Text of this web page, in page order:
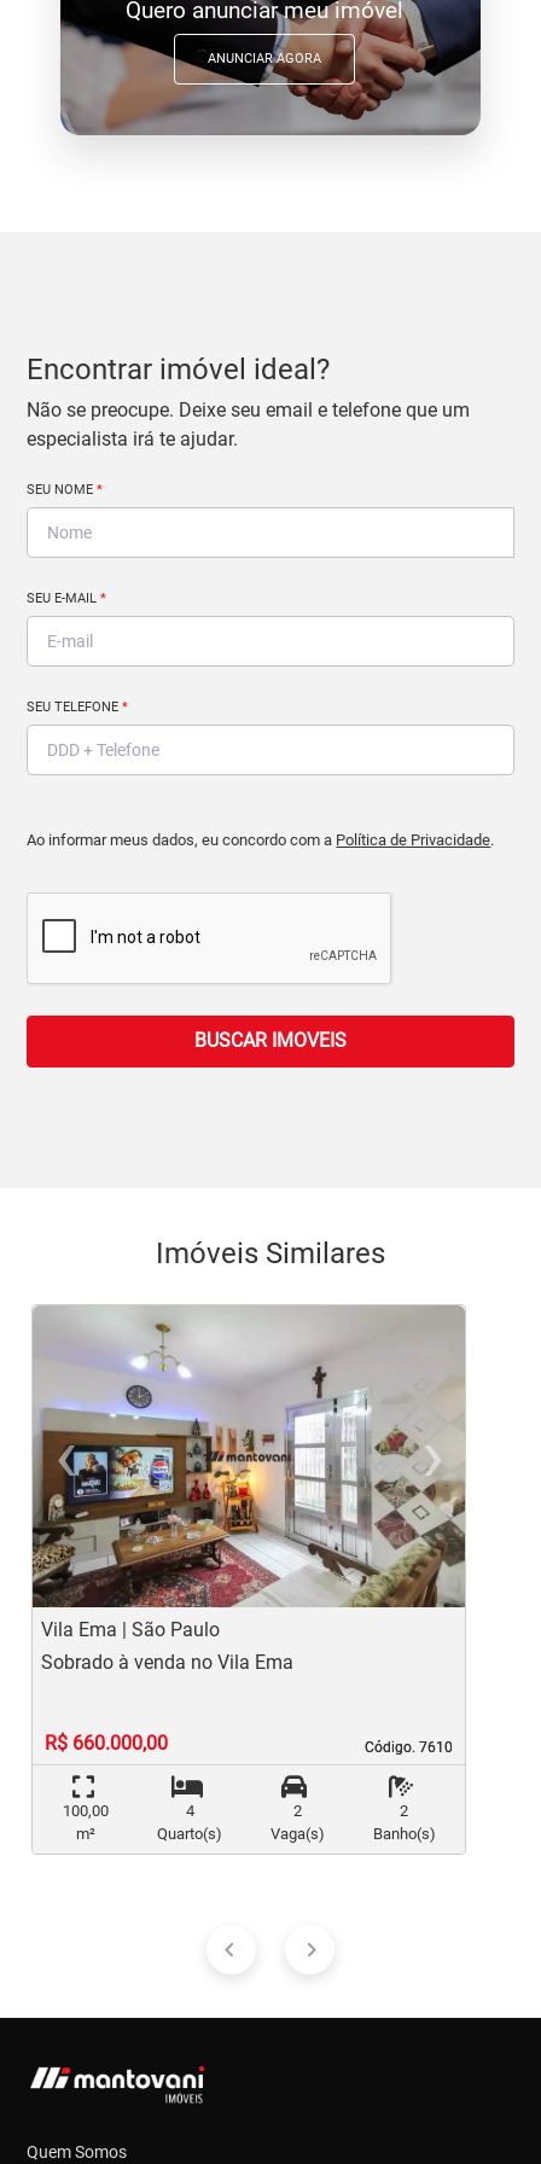
Quero anunciar meu imóvel
ANUNCIAR AGORA
Encontrar imóvel ideal?
Não se preocupe. Deixe seu email e telefone que um
especialista irá te ajudar.
SEU NOME*
SEU E-MAIL*
SEU TELEFONE*
Ao informar meus dados, eu concordo com a Política de Privacidade.
BUSCAR IMOVEIS
Imóveis Similares
‹
Previous
›
Vila Ema | São Paulo
Código. 7610
Código. 7610
Sobrado à venda no Vila Ema
R$ 660.000,00
100,00
m²
4
Quarto(s)
2
Vaga(s)
2
Banho(s)
Quem Somos